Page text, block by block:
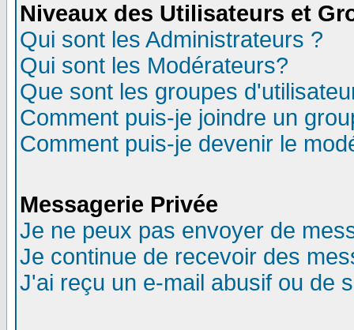
Niveaux des Utilisateurs et
Qui sont les Administrateurs ?
Qui sont les Modérateurs?
Que sont les groupes
Comment puis-je joindre un
Comment puis-je devenir le
Messagerie Privée
Je ne peux pas envoyer de
Je continue de recevoir des
J'ai reçu un e-mail abusif ou de